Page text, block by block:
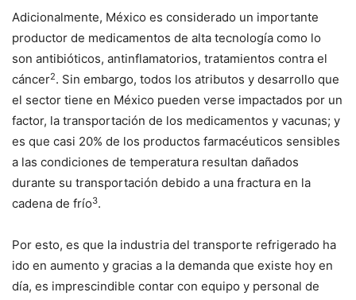
Adicionalmente, México es considerado un importante
productor de medicamentos de alta tecnología como lo
son antibióticos, antinflamatorios, tratamientos contra el
cáncer2. Sin embargo, todos los atributos y desarrollo que
el sector tiene en México pueden verse impactados por un
factor, la transportación de los medicamentos y vacunas; y
es que casi 20% de los productos farmacéuticos sensibles
a las condiciones de temperatura resultan dañados
durante su transportación debido a una fractura en la
cadena de frío3.
Por esto, es que la industria del transporte refrigerado ha
ido en aumento y gracias a la demanda que existe hoy en
día, es imprescindible contar con equipo y personal de